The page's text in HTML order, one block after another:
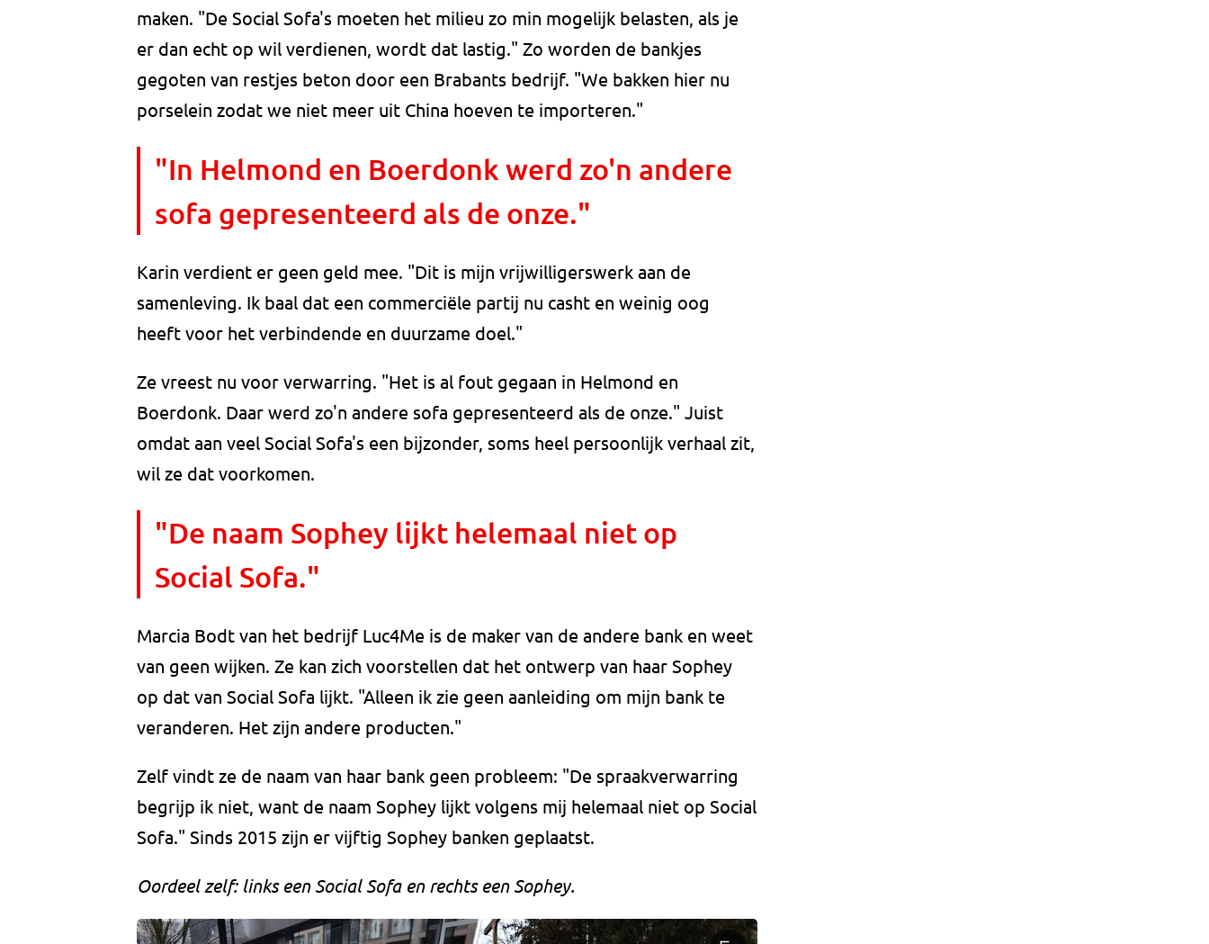
maken. "De Social Sofa's moeten het milieu zo min mogelijk belasten, als je
er dan echt op wil verdienen, wordt dat lastig." Zo worden de bankjes
gegoten van restjes beton door een Brabants bedrijf. "We bakken hier nu
porselein zodat we niet meer uit China hoeven te importeren."
"In Helmond en Boerdonk werd zo'n andere
sofa gepresenteerd als de onze."
Karin verdient er geen geld mee. "Dit is mijn vrijwilligerswerk aan de
samenleving. Ik baal dat een commerciële partij nu casht en weinig oog
heeft voor het verbindende en duurzame doel."
Ze vreest nu voor verwarring. "Het is al fout gegaan in Helmond en
Boerdonk. Daar werd zo'n andere sofa gepresenteerd als de onze." Juist
omdat aan veel Social Sofa's een bijzonder, soms heel persoonlijk verhaal zit,
wil ze dat voorkomen.
"De naam Sophey lijkt helemaal niet op
Social Sofa."
Marcia Bodt van het bedrijf Luc4Me is de maker van de andere bank en weet
van geen wijken. Ze kan zich voorstellen dat het ontwerp van haar Sophey
op dat van Social Sofa lijkt. "Alleen ik zie geen aanleiding om mijn bank te
veranderen. Het zijn andere producten."
Zelf vindt ze de naam van haar bank geen probleem: "De spraakverwarring
begrijp ik niet, want de naam Sophey lijkt volgens mij helemaal niet op Social
Sofa." Sinds 2015 zijn er vijftig Sophey banken geplaatst.
Oordeel zelf: links een Social Sofa en rechts een Sophey.